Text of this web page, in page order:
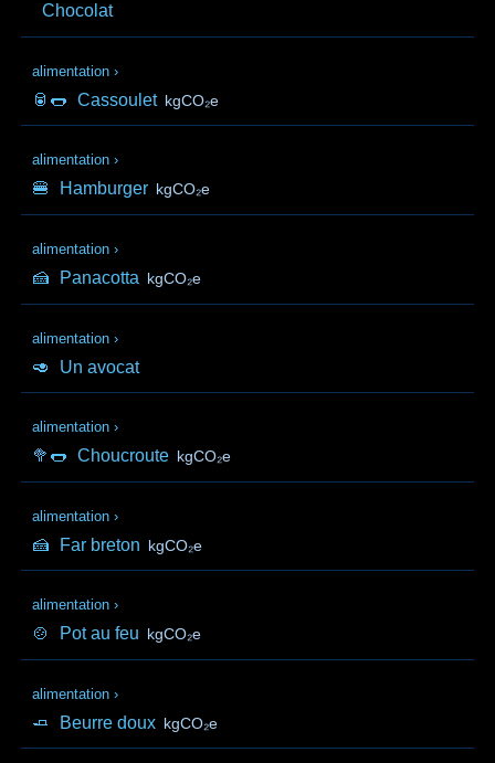
Chocolat
alimentation ›
🥫🌭 Cassoulet kgCO₂e
alimentation ›
🍔 Hamburger kgCO₂e
alimentation ›
🍰 Panacotta kgCO₂e
alimentation ›
🥑 Un avocat
alimentation ›
🥦🌭 Choucroute kgCO₂e
alimentation ›
🍰 Far breton kgCO₂e
alimentation ›
🍲 Pot au feu kgCO₂e
alimentation ›
🧈 Beurre doux kgCO₂e